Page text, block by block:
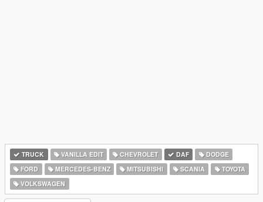
TRUCK VANILLA EDIT CHEVROLET DAF
DODGE
FORD
MERCEDES-BENZ MITSUBISHI SCANIA
TOYOTA
VOLKSWAGEN